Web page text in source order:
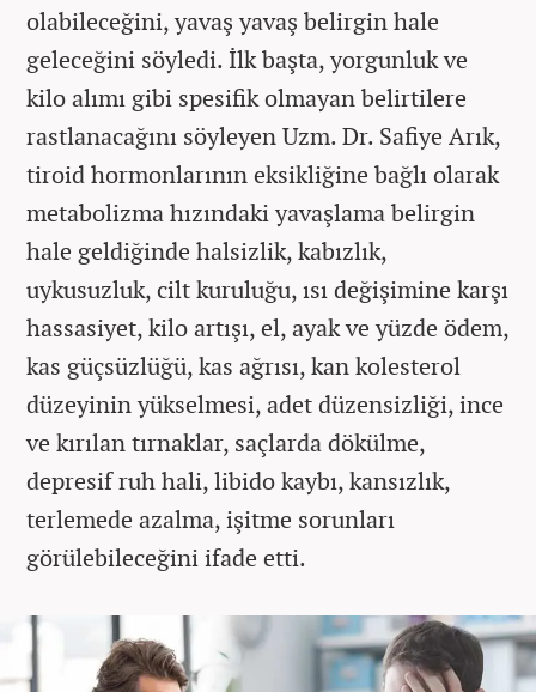
olabileceğini, yavaş yavaş belirgin hale
geleceğini söyledi. İlk başta, yorgunluk ve
kilo alımı gibi spesifik olmayan belirtilere
rastlanacağını söyleyen Uzm. Dr. Safiye Arık,
tiroid hormonlarının eksikliğine bağlı olarak
metabolizma hızındaki yavaşlama belirgin
hale geldiğinde halsizlik, kabızlık,
uykusuzluk, cilt kuruluğu, ısı değişimine karşı
hassasiyet, kilo artışı, el, ayak ve yüzde ödem,
kas güçsüzlüğü, kas ağrısı, kan kolesterol
düzeyinin yükselmesi, adet düzensizliği, ince
ve kırılan tırnaklar, saçlarda dökülme,
depresif ruh hali, libido kaybı, kansızlık,
terlemede azalma, işitme sorunları
görülebileceğini ifade etti.